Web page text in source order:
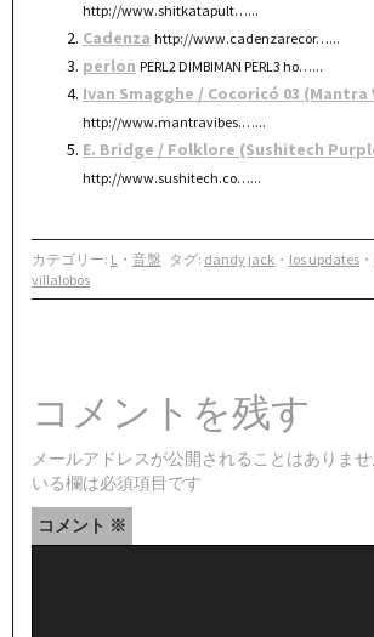
http://www.shitkatapult…...
Cadenza http://www.cadenzarecor…...
perlon PERL2 DIMBIMAN PERL3 ho…...
Ivan Smagghe / Cocoricó 03 (Mantra
http://www.mantravibes.…...
E. Bridge / Folklore (Sushitech
http://www.sushitech.co…...
カテゴリー: L ・ 音盤 タグ: dandy jack ・ los updates ・
villalobos
コメントを残す
メールアドレスが公開されることはありませ
いる欄は必須項目です
コメント ※